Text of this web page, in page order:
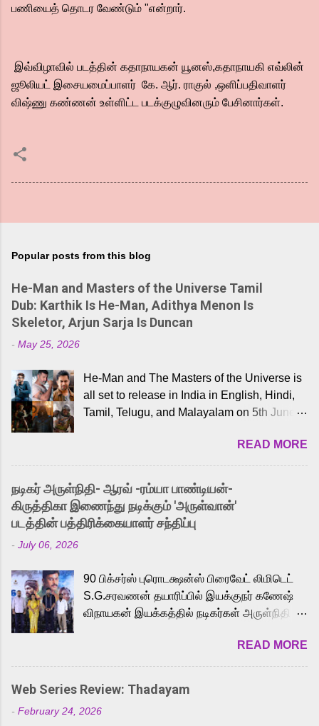
பணியைத் தொடர வேண்டும் "என்றார்.
இவ்விழாவில் படத்தின் கதாநாயகன் யூனஸ்,கதாநாயகி எவ்லின்
ஜூலியட் இசையமைப்பாளர் கே. ஆர். ராகுல் ,ஒளிப்பதிவாளர்
விஷ்ணு கண்ணன் உள்ளிட்ட படக்குழுவினரும் பேசினார்கள்.
Popular posts from this blog
He-Man and Masters of the Universe Tamil
Dub: Karthik Is He-Man, Adithya Menon Is
Skeletor, Arjun Sarja Is Duncan
- May 25, 2026
He-Man and The Masters of the Universe is
all set to release in India in English, Hindi,
Tamil, Telugu, and Malayalam on 5th June,
received a lot of love from cult He-Man fans
and offered audiences an exciting glimpse
into the world of Eternia, the recently
released Tamil trailer has also generated
strong excitement among Tamil audiences.
Adding to the growing buzz is the film’s
to the iconic superhero He-Man. Known for
memorable songs like “Behene De” from
Raavan, “Oru Maalai” from Ghajini, and
loved for his versatile voice and strong
command over multiple languages, making
him a strong fit for the legendary character.
READ MORE
நடிகர் அருள்நிதி- ஆரவ் -ரம்யா பாண்டியன்-
கிருத்திகா இணைந்து நடிக்கும் 'அருள்வான்'
படத்தின் பத்திரிக்கையாளர் சந்திப்பு
- July 06, 2026
90 பிக்சர்ஸ் புரொடக்ஷன்ஸ் பிரைவேட் லிமிடெட்
S.G.சரவணன் தயாரிப்பில் இயக்குநர் கணேஷ்
விநாயகன் இயக்கத்தில் நடிகர்கள் அருள்நிதி -
முக்கிய வேடத்தில் இணைந்து நடித்திருக்கும்
'அருள்வான்' திரைப்படத்தினை
பத்திரிக்கையாளர் சந்திப்பு சென்னையில்
நடைபெற்றது. இயக்குநர் கணேஷ் விநாயகன்
இயக்கத்தில் உருவாகியுள்ள 'அருள்வான்'
READ MORE
Web Series Review: Thadayam
- February 24, 2026